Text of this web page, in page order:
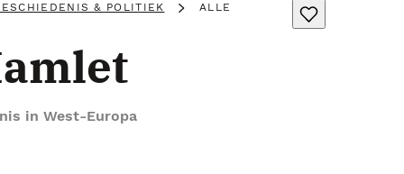
& POLITIEK ALLE
in West-Europa